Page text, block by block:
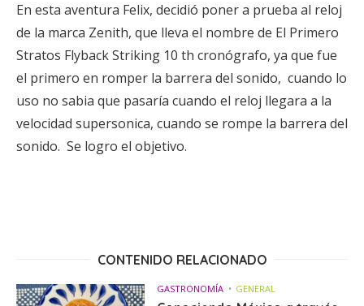
En esta aventura Felix, decidió poner a prueba al reloj
de la marca Zenith, que lleva el nombre de El Primero
Stratos Flyback Striking 10 th cronógrafo, ya que fue
el primero en romper la barrera del sonido, cuando lo
uso no sabia que pasaría cuando el reloj llegara a la
velocidad supersonica, cuando se rompe la barrera del
sonido. Se logro el objetivo.
CONTENIDO RELACIONADO
GASTRONOMÍA GENERAL